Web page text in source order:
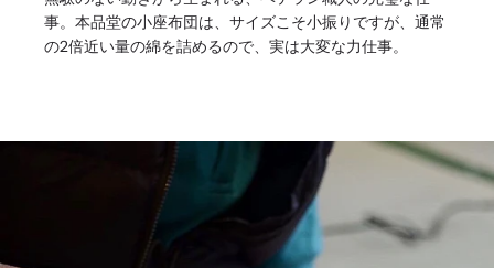
事。本品堂の小座布団は、サイズこそ小振りですが、通常
の2倍近い量の綿を詰めるので、実は大変な力仕事。